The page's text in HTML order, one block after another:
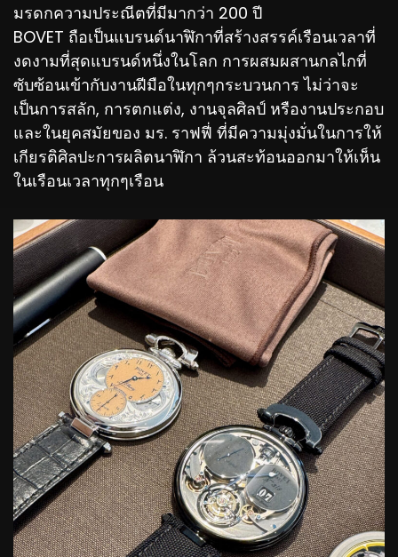
มรดกความประณีตที่มีมากว่า 200 ปี
BOVET ถือเป็นแบรนด์นาฬิกาที่สร้างสรรค์เรือนเวลาที่
งดงามที่สุดแบรนด์หนึ่งในโลก การผสมผสานกลไกที่
ซับซ้อนเข้ากับงานฝีมือในทุกๆกระบวนการ ไม่ว่าจะ
เป็นการสลัก, การตกแต่ง, งานจุลศิลป์ หรืองานประกอบ
และในยุคสมัยของ มร. ราฟฟี่ ที่มีความมุ่งมั่นในการให้
เกียรติศิลปะการผลิตนาฬิกา ล้วนสะท้อนออกมาให้เห็น
ในเรือนเวลาทุกๆเรือน